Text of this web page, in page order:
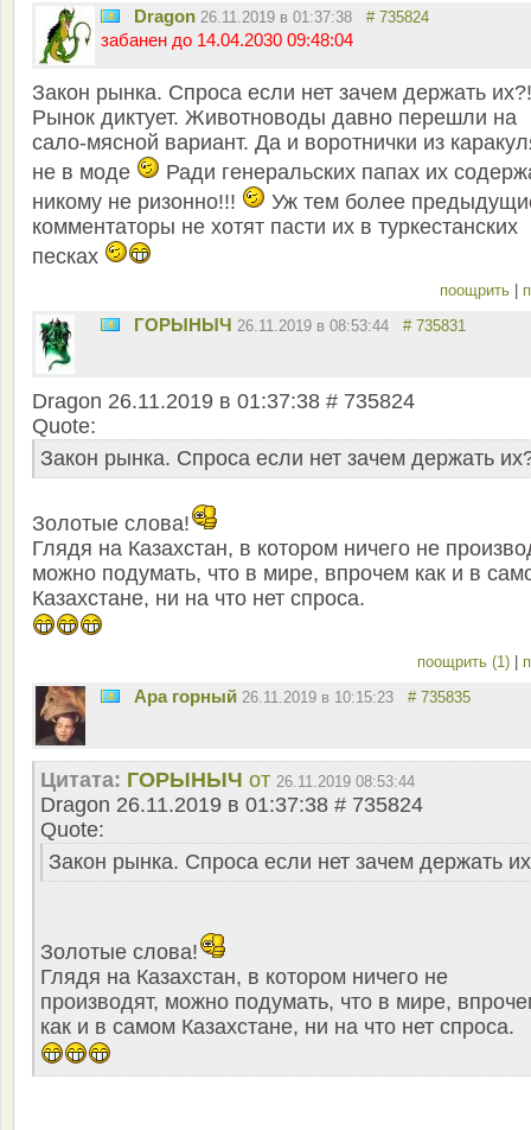
Dragon 26.11.2019 в 01:37:38 # 735824
забанен до 14.04.2030 09:48:04
Закон рынка. Спроса если нет зачем держать их?!
Рынок диктует. Животноводы давно перешли на
сало-мясной вариант. Да и воротнички из
не в моде
Ради генеральских папах их
никому не ризонно!!!
Уж тем более
комментаторы не хотят пасти их в туркестанских
песках
поощрить |
ГОРЫНЫЧ 26.11.2019 в 08:53:44 # 735831
Dragon 26.11.2019 в 01:37:38 # 735824
Quote:
Закон рынка. Спроса если нет зачем держать
Золотые слова!
Глядя на Казахстан, в котором ничего не
можно подумать, что в мире, впрочем как и в
Казахстане, ни на что нет спроса.
поощрить (1) |
Ара горный 26.11.2019 в 10:15:23 # 735835
Цитата: ГОРЫНЫЧ от 26.11.2019 08:53:44
Dragon 26.11.2019 в 01:37:38 # 735824
Quote:
Закон рынка. Спроса если нет зачем держать
Золотые слова!
Глядя на Казахстан, в котором ничего не
производят, можно подумать, что в мире,
как и в самом Казахстане, ни на что нет спроса.